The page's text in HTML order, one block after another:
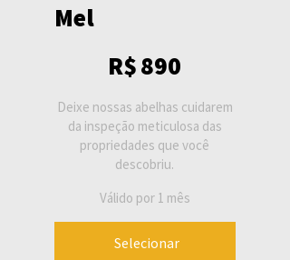
Mel
R$890
Deixe nossas abelhas cuidarem
da inspeção meticulosa das
propriedades que você
descobriu.
Válido por 1 mês
Selecionar